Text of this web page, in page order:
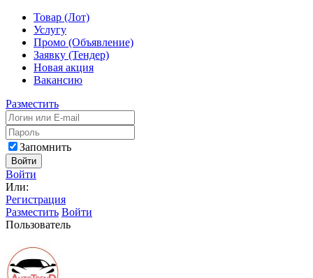
Товар (Лот)
Услугу
Промо (Объявление)
Заявку (Тендер)
Новая акция
Вакансию
Разместить
Запомнить
Войти
Войти
Или:
Регистрация
Разместить Войти
Пользователь